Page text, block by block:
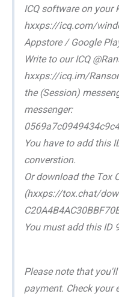
ICQ software on your
hxxps://icq.com/
Appstore / Google
Write to our ICQ
hxxps://icq.im/
the (Session)
messenger:
You have to add this
converstion.
Or download the Tox
(hxxps://tox.chat/
You must add this ID
Please note that
payment. Check your